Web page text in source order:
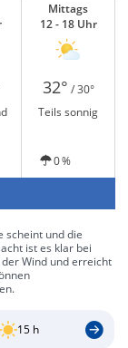
Mittags
12 - 18 Uhr
32° / 30°
Teils sonnig
0 %
scheint und die
ist es klar bei
Wind und erreicht
15 h